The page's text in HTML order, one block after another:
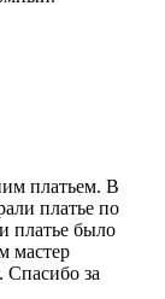
платьем. В
платье по
платье было
мастер
Спасибо за